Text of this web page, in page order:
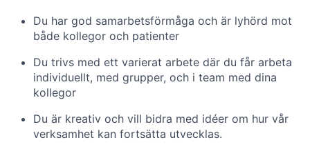
Du har god samarbetsförmåga och är lyhörd mot
både kollegor och patienter
Du trivs med ett varierat arbete där du får arbeta
individuellt, med grupper, och i team med dina
kollegor
Du är kreativ och vill bidra med idéer om hur vår
verksamhet kan fortsätta utvecklas.